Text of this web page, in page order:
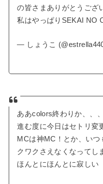
の皆さまありがとうござ
私はやっぱりSEKAI NO
— しょうこ
ああcolors終わりか、、
進む度に今日はセトリ変
MCは神MC！とか、い
クワクさえなくなってし
ほんとにほんとに寂しい